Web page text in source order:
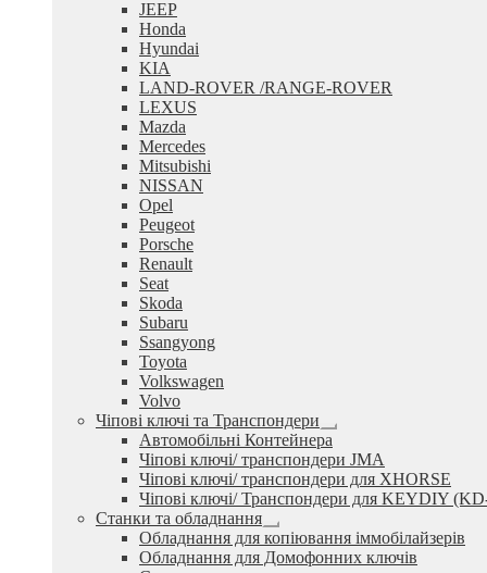
JEEP
Honda
Hyundai
KIA
LAND-ROVER /RANGE-ROVER
LEXUS
Mazda
Mercedes
Mitsubishi
NISSAN
Opel
Peugeot
Porsche
Renault
Seat
Skoda
Subaru
Ssangyong
Toyota
Volkswagen
Volvo
Чіпові ключі та Транспондери
Розгорнуте
вкладене
меню
Автомобільні Контейнера
Чіпові ключі/ транспондери JMA
Чіпові ключі/ транспондери для XHORSE
Чіпові ключі/ Транспондери для KEYDIY
Станки та обладнання
Розгорнуте
вкладене
меню
Обладнання для копіювання іммобілайзерів
Обладнання для Домофонних ключів